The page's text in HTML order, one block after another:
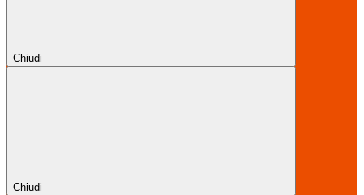
Chiudi
Chiudi